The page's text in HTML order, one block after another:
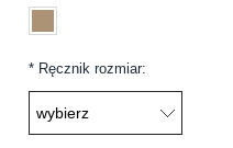
* Ręcznik rozmiar: